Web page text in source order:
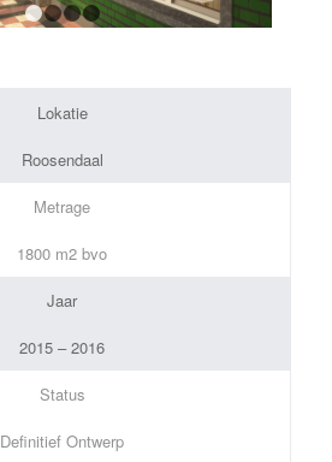
1 2 3 4
Lokatie
Roosendaal
Metrage
1800 m2 bvo
Jaar
2015 – 2016
Status
Definitief Ontwerp